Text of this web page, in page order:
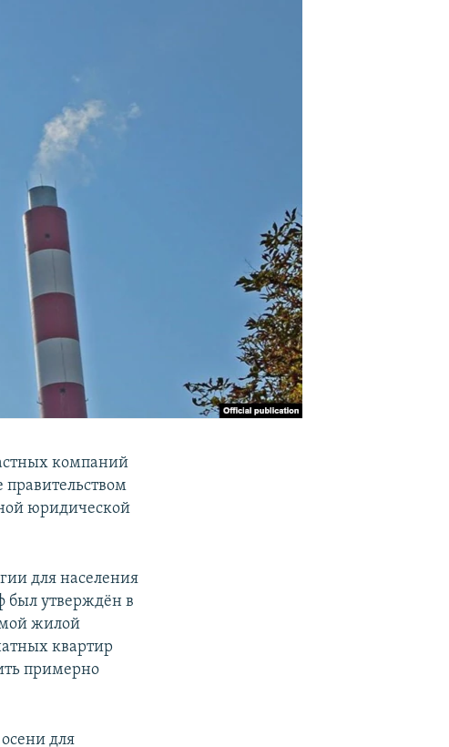
компаний
юридической
для населения
был утверждён в
жилой
квартир
примерно
для